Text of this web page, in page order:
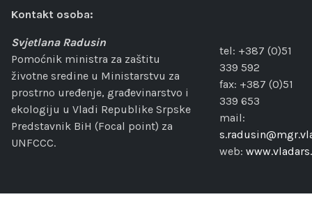
Kontakt osoba:
Svjetlana Radusin
Pomoćnik ministra za zaštitu
životne sredine u Ministarstvu za
prostrno uređenje, građevinarstvo i
ekologiju u Vladi Republike Srpske
Predstavnik BiH (Focal point) za
UNFCCC.
tel: +387 (0)51
339 592
fax: +387 (0)51
339 653
mail:
web: